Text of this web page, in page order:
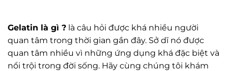
Gelatin là gì ? là câu hỏi được khá nhiều người
quan tâm trong thời gian gần đây. Sở dĩ nó được
quan tâm nhiều vì những ứng dụng khá đặc biệt và
nổi trội trong đời sống. Hãy cùng chúng tôi khám